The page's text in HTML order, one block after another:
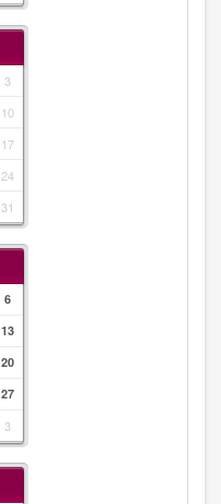
3
10
17
24
31
6
13
20
27
3